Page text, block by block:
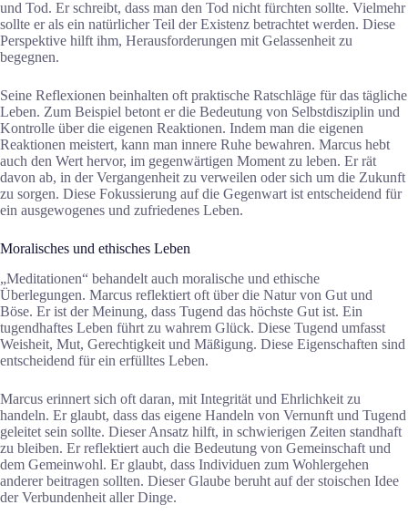
und Tod. Er schreibt, dass man den Tod nicht fürchten sollte. Vielmehr
sollte er als ein natürlicher Teil der Existenz betrachtet werden. Diese
Perspektive hilft ihm, Herausforderungen mit Gelassenheit zu
begegnen.
Seine Reflexionen beinhalten oft praktische Ratschläge für das tägliche
Leben. Zum Beispiel betont er die Bedeutung von Selbstdisziplin und
Kontrolle über die eigenen Reaktionen. Indem man die eigenen
Reaktionen meistert, kann man innere Ruhe bewahren. Marcus hebt
auch den Wert hervor, im gegenwärtigen Moment zu leben. Er rät
davon ab, in der Vergangenheit zu verweilen oder sich um die Zukunft
zu sorgen. Diese Fokussierung auf die Gegenwart ist entscheidend für
ein ausgewogenes und zufriedenes Leben.
Moralisches und ethisches Leben
„Meditationen“ behandelt auch moralische und ethische
Überlegungen. Marcus reflektiert oft über die Natur von Gut und
Böse. Er ist der Meinung, dass Tugend das höchste Gut ist. Ein
tugendhaftes Leben führt zu wahrem Glück. Diese Tugend umfasst
Weisheit, Mut, Gerechtigkeit und Mäßigung. Diese Eigenschaften sind
entscheidend für ein erfülltes Leben.
Marcus erinnert sich oft daran, mit Integrität und Ehrlichkeit zu
handeln. Er glaubt, dass das eigene Handeln von Vernunft und Tugend
geleitet sein sollte. Dieser Ansatz hilft, in schwierigen Zeiten standhaft
zu bleiben. Er reflektiert auch die Bedeutung von Gemeinschaft und
dem Gemeinwohl. Er glaubt, dass Individuen zum Wohlergehen
anderer beitragen sollten. Dieser Glaube beruht auf der stoischen Idee
der Verbundenheit aller Dinge.